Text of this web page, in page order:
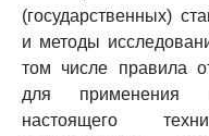
(государственных)
и методы
том числе правила
для применения
настоящего